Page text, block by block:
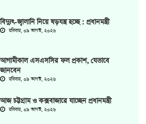
বিদ্যুৎ-জ্বালানি নিয়ে ষড়যন্ত্র হচ্ছে : প্রধানমন্ত্রী
রবিবার, ০৯ আগস্ট, ২০২৬
আগামীকাল এসএসসির ফল প্রকাশ, যেভাবে
জানবেন
রবিবার, ০৯ আগস্ট, ২০২৬
আজ চট্টগ্রাম ও কক্সবাজারে যাচ্ছেন প্রধানমন্ত্রী
রবিবার, ০৯ আগস্ট, ২০২৬